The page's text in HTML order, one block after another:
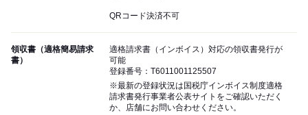
QRコード決済不可
領収書（適格簡易請求
書）
適格請求書（インボイス）対応の領収書発行が
可能
登録番号：T6011001125507
※最新の登録状況は国税庁インボイス制度適格
請求書発行事業者公表サイトをご確認いただく
か、店舗にお問い合わせください。